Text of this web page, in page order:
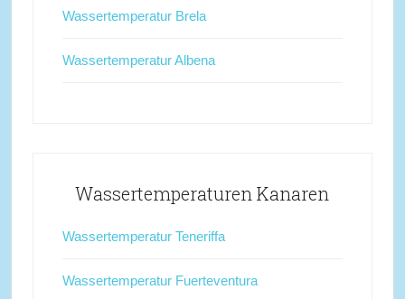
Wassertemperatur Brela
Wassertemperatur Albena
Wassertemperaturen Kanaren
Wassertemperatur Teneriffa
Wassertemperatur Fuerteventura